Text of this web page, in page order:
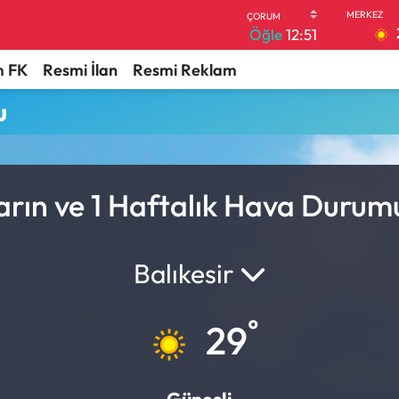
Öğle12:51
FK Resmi İlan Resmi Reklam
ve 1 Haftalık Hava
Balıkesir
29°